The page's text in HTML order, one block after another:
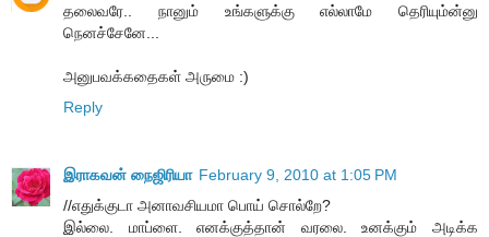
தலைவரே.. நானும் உங்களுக்கு எல்லாமே தெரியும்ன்னு
நெனச்சேனே...
அனுபவக்கதைகள் அருமை :)
Reply
இராகவன் நைஜிரியா February 9, 2010 at 1:05 PM
//எதுக்குடா அனாவசியமா பொய் சொல்றே?
இல்லை. மாப்ளை. எனக்குத்தான் வரலை. உனக்கும் அடிக்க